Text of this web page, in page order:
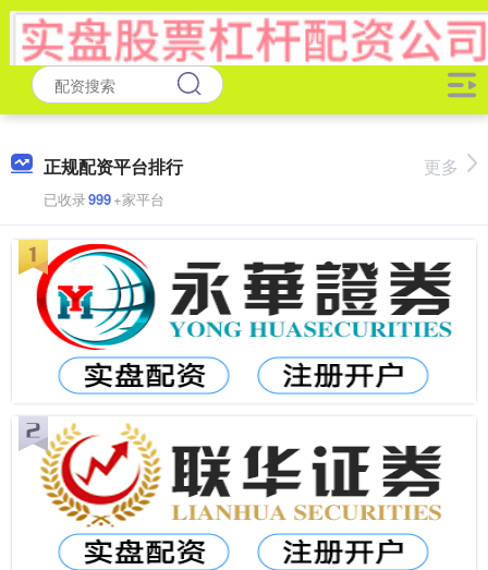
正规配资平台排行
已收录999+家平台
更多